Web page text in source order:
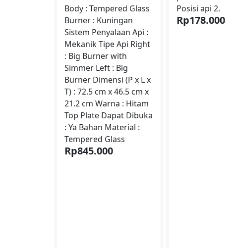
Body : Tempered Glass
Burner : Kuningan
Sistem Penyalaan Api :
Mekanik Tipe Api Right
: Big Burner with
Simmer Left : Big
Burner Dimensi (P x L x
T) : 72.5 cm x 46.5 cm x
21.2 cm Warna : Hitam
Top Plate Dapat Dibuka
: Ya Bahan Material :
Tempered Glass
Rp845.000
Posisi api 2.
Rp178.000